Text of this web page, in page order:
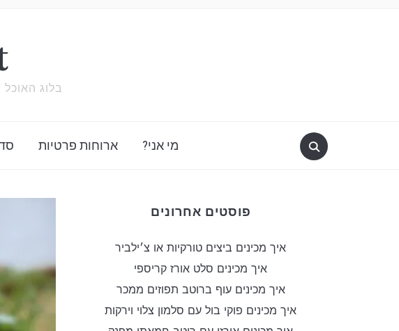
בלוג
מי אני? ארוחות פרטיות
פוסטים אחרונים
איך מכינים ביצים טורקיות או צ׳ילביר
איך מכינים סלט אורז קריספי
איך מכינים עוף ברוטב תפוזים ממכר
איך מכינים פוקי בול עם סלמון צלוי וירקות